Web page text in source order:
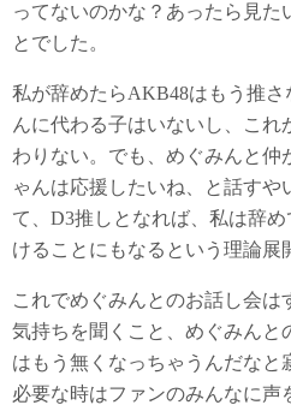
ってないのかな？あったら見た
とでした。
私が辞めたらAKB48はもう推
んに代わる子はいないし、こ
わりない。でも、めぐみんと仲
ゃんは応援したいね、と話すや
て、D3推しとなれば、私は辞
けることにもなるという理論展
これでめぐみんとのお話し会
気持ちを聞くこと、めぐみんと
はもう無くなっちゃうんだなと
必要な時はファンのみんなに声